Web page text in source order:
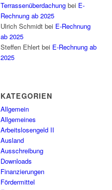
Terrassenüberdachung bei E-
Rechnung ab 2025
Ulrich Schmidt bei E-Rechnung
ab 2025
Steffen Ehlert bei E-Rechnung ab
2025
KATEGORIEN
Allgemein
Allgemeines
Arbeitslosengeld II
Ausland
Ausschreibung
Downloads
Finanzierungen
Fördermittel